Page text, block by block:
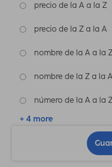
precio de la A a la Z
precio de la Z a la A
nombre de la A a la
nombre de la Z a la
número de la A a la
+ 4 more